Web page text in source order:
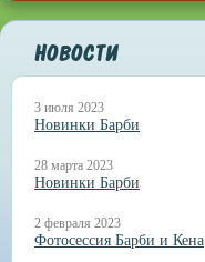
НОВОСТИ
3 июля 2023
Новинки Барби
28 марта 2023
Новинки Барби
2 февраля 2023
Фотосессия Барби и Кена